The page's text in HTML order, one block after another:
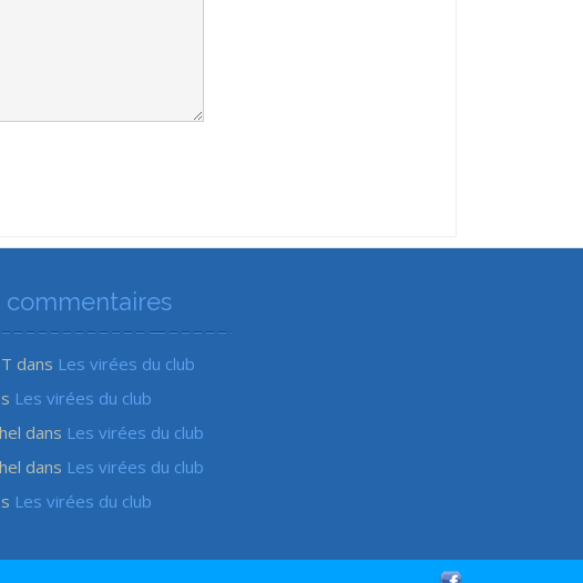
commentaires
dans Les virées du club
Les virées du club
dans Les virées du club
dans Les virées du club
Les virées du club